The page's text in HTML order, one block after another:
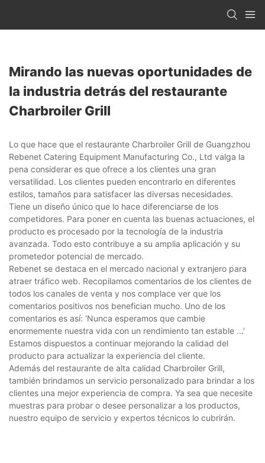
Mirando las nuevas oportunidades de
la industria detrás del restaurante
Charbroiler Grill
Lo que hace que el restaurante Charbroiler Grill de Guangzhou
Rebenet Catering Equipment Manufacturing Co., Ltd valga la
pena considerar es que ofrece a los clientes una gran
versatilidad. Los clientes pueden encontrarlo en diferentes
estilos, tamaños para satisfacer las diversas necesidades.
Tiene un diseño único que lo hace diferenciarse de los
competidores. Para poner en cuenta las buenas actuaciones, el
producto es procesado por la tecnología de la industria
avanzada. Todo esto contribuye a su amplia aplicación y su
prometedor potencial de mercado.
Rebenet se destaca en el mercado nacional y extranjero para
atraer tráfico web. Recopilamos comentarios de los clientes de
todos los canales de venta y nos complace ver que los
comentarios positivos nos benefician mucho. Uno de los
comentarios es así: 'Nunca esperamos que cambie
enormemente nuestra vida con un rendimiento tan estable ...'
Estamos dispuestos a continuar mejorando la calidad del
producto para actualizar la experiencia del cliente.
Además del restaurante de alta calidad Charbroiler Grill,
también brindamos un servicio personalizado para brindar a los
clientes una mejor experiencia de compra. Ya sea que necesite
muestras para probar o desee personalizar a los productos,
nuestro equipo de servicio y expertos técnicos lo cubrirán.